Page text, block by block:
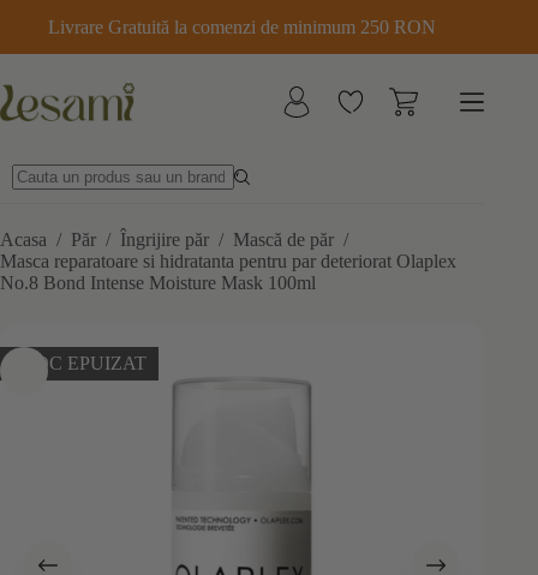
conținut
Livrare Gratuită la comenzi de minimum 250 RON
Acasa / Păr / Îngrijire păr / Mască de păr /
Masca reparatoare si hidratanta pentru par deteriorat Olaplex
No.8 Bond Intense Moisture Mask 100ml
STOC EPUIZAT